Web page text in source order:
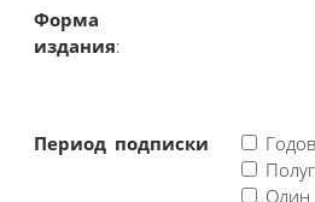
Форма
издания:
Период подписки